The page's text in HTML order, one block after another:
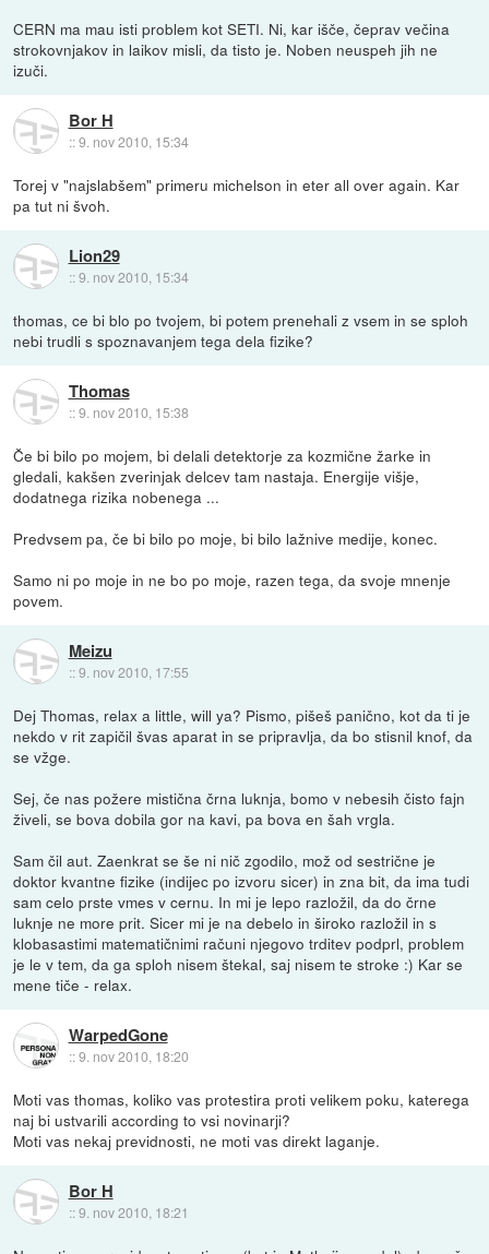
CERN ma mau isti problem kot SETI. Ni, kar išče, čeprav večina
strokovnjakov in laikov misli, da tisto je. Noben neuspeh jih ne
izuči.
Bor H
::9. nov 2010, 15:34
Torej v "najslabšem" primeru michelson in eter all over again. Kar
pa tut ni švoh.
Lion29
::9. nov 2010, 15:34
thomas, ce bi blo po tvojem, bi potem prenehali z vsem in se sploh
nebi trudli s spoznavanjem tega dela fizike?
Thomas
::9. nov 2010, 15:38
Če bi bilo po mojem, bi delali detektorje za kozmične žarke in
gledali, kakšen zverinjak delcev tam nastaja. Energije višje,
dodatnega rizika nobenega ...
Predvsem pa, če bi bilo po moje, bi bilo lažnive medije, konec.
Samo ni po moje in ne bo po moje, razen tega, da svoje mnenje
povem.
Meizu
::9. nov 2010, 17:55
Dej Thomas, relax a little, will ya? Pismo, pišeš panično, kot da ti je
nekdo v rit zapičil švas aparat in se pripravlja, da bo stisnil knof, da
se vžge.
Sej, če nas požere mistična črna luknja, bomo v nebesih čisto fajn
živeli, se bova dobila gor na kavi, pa bova en šah vrgla.
Sam čil aut. Zaenkrat se še ni nič zgodilo, mož od sestrične je
doktor kvantne fizike (indijec po izvoru sicer) in zna bit, da ima tudi
sam celo prste vmes v cernu. In mi je lepo razložil, da do črne
luknje ne more prit. Sicer mi je na debelo in široko razložil in s
klobasastimi matematičnimi računi njegovo trditev podprl, problem
je le v tem, da ga sploh nisem štekal, saj nisem te stroke :) Kar se
mene tiče - relax.
WarpedGone
::9. nov 2010, 18:20
Moti vas thomas, koliko vas protestira proti velikem poku, katerega
naj bi ustvarili according to vsi novinarji?
Moti vas nekaj previdnosti, ne moti vas direkt laganje.
Bor H
::9. nov 2010, 18:21